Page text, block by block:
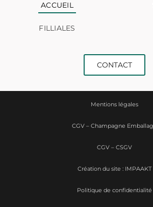
ACCUEIL
FILLIALES
CONTACT
Mentions légales
CGV – Champagne
CGV – CSGV
Politique de confidentialité
Création du site : IMPAAKT